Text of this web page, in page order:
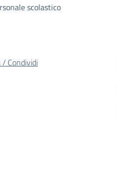
scolastico
Condividi